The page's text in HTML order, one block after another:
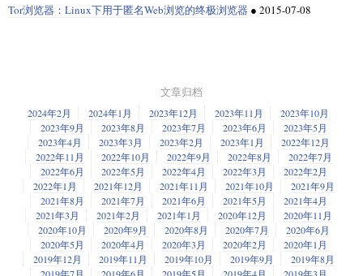
因此，这类与 shell 自己相关的命令必须是内置命令。它必须在 shell 进程中
我们首先创建一个 builtins
目录。每一个内置命令都会被放进这个目录
yosh_project
|-- yosh
   |-- builtins
   |   |-- __init__.py
   |   |-- cd.py
   |-- __init__.py
Tor浏览器：Linux下用于匿名Web浏览的终极浏览器 ● 2015-07-08
文章归档
2024年2月 2024年1月 2023年12月 2023年11月
2023年10月
2023年9月
2023年8月 2023年7月 2023年6月
2023年5月
2023年4月
2023年3月 2023年2月 2023年1月
2022年12月
2022年11月
2022年10月 2022年9月 2022年8月
2022年7月
2022年6月
2022年5月 2022年4月 2022年3月
2022年2月
2022年1月
2021年12月 2021年11月 2021年10月
2021年9月
2021年8月
2021年7月 2021年6月 2021年5月
2021年4月
2021年3月
2021年2月 2021年1月 2020年12月
2020年11月
2020年10月
2020年9月 2020年8月 2020年7月
2020年6月
2020年5月
2020年4月 2020年3月 2020年2月
2020年1月
2019年12月
2019年11月 2019年10月 2019年9月
2019年8月